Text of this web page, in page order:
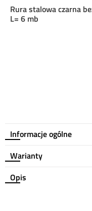
Rura stalowa czarna
L= 6 mb
Informacje ogólne
Warianty
Opis